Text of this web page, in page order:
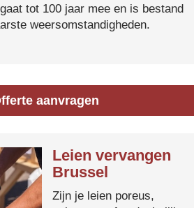
tot 100 jaar mee en is bestand
weersomstandigheden.
aanvragen
Leien vervangen
Brussel
Zijn je leien poreus,